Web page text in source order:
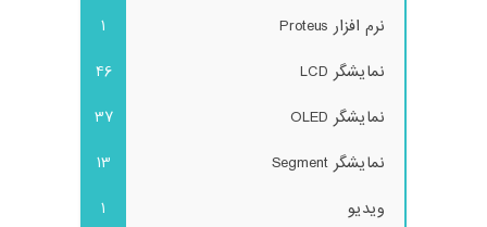
نرم افزار Proteus
1
نمایشگر LCD
46
نمایشگر OLED
37
نمایشگر Segment
13
ویدیو
1